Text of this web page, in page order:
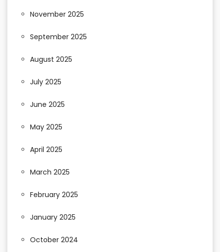
November 2025
September 2025
August 2025
July 2025
June 2025
May 2025
April 2025
March 2025
February 2025
January 2025
October 2024